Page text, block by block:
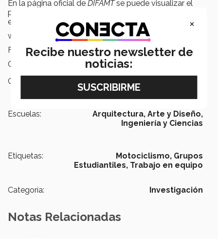
En la página oficial de DIFAMTse puede visualizar el
producto, junto con su plan financiero para apoyar al
equipo:
www.difamt.com
Facebook: @difamt
Correo: difamt@gmail.com
Campus:
Querétaro,
Escuelas:
Arquitectura, Arte y Diseño,
Ingeniería y Ciencias
Etiquetas: Motociclismo, Grupos
Estudiantiles, Trabajo en equipo
Categoría: Investigación
Notas Relacionadas
×
Recibe nuestro newsletter de
noticias: